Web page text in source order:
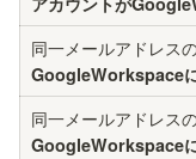
同一メールアドレス
GoogleWorkspace
同一メールアドレス
GoogleWorkspace